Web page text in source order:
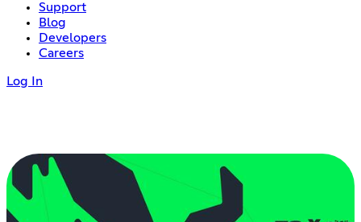
Support
Blog
Developers
Careers
Log In